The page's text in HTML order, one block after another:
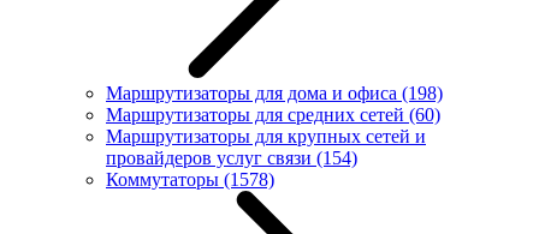
Маршрутизаторы для дома и офиса (198)
Маршрутизаторы для средних сетей (60)
Маршрутизаторы для крупных сетей и
провайдеров услуг связи (154)
Коммутаторы (1578)